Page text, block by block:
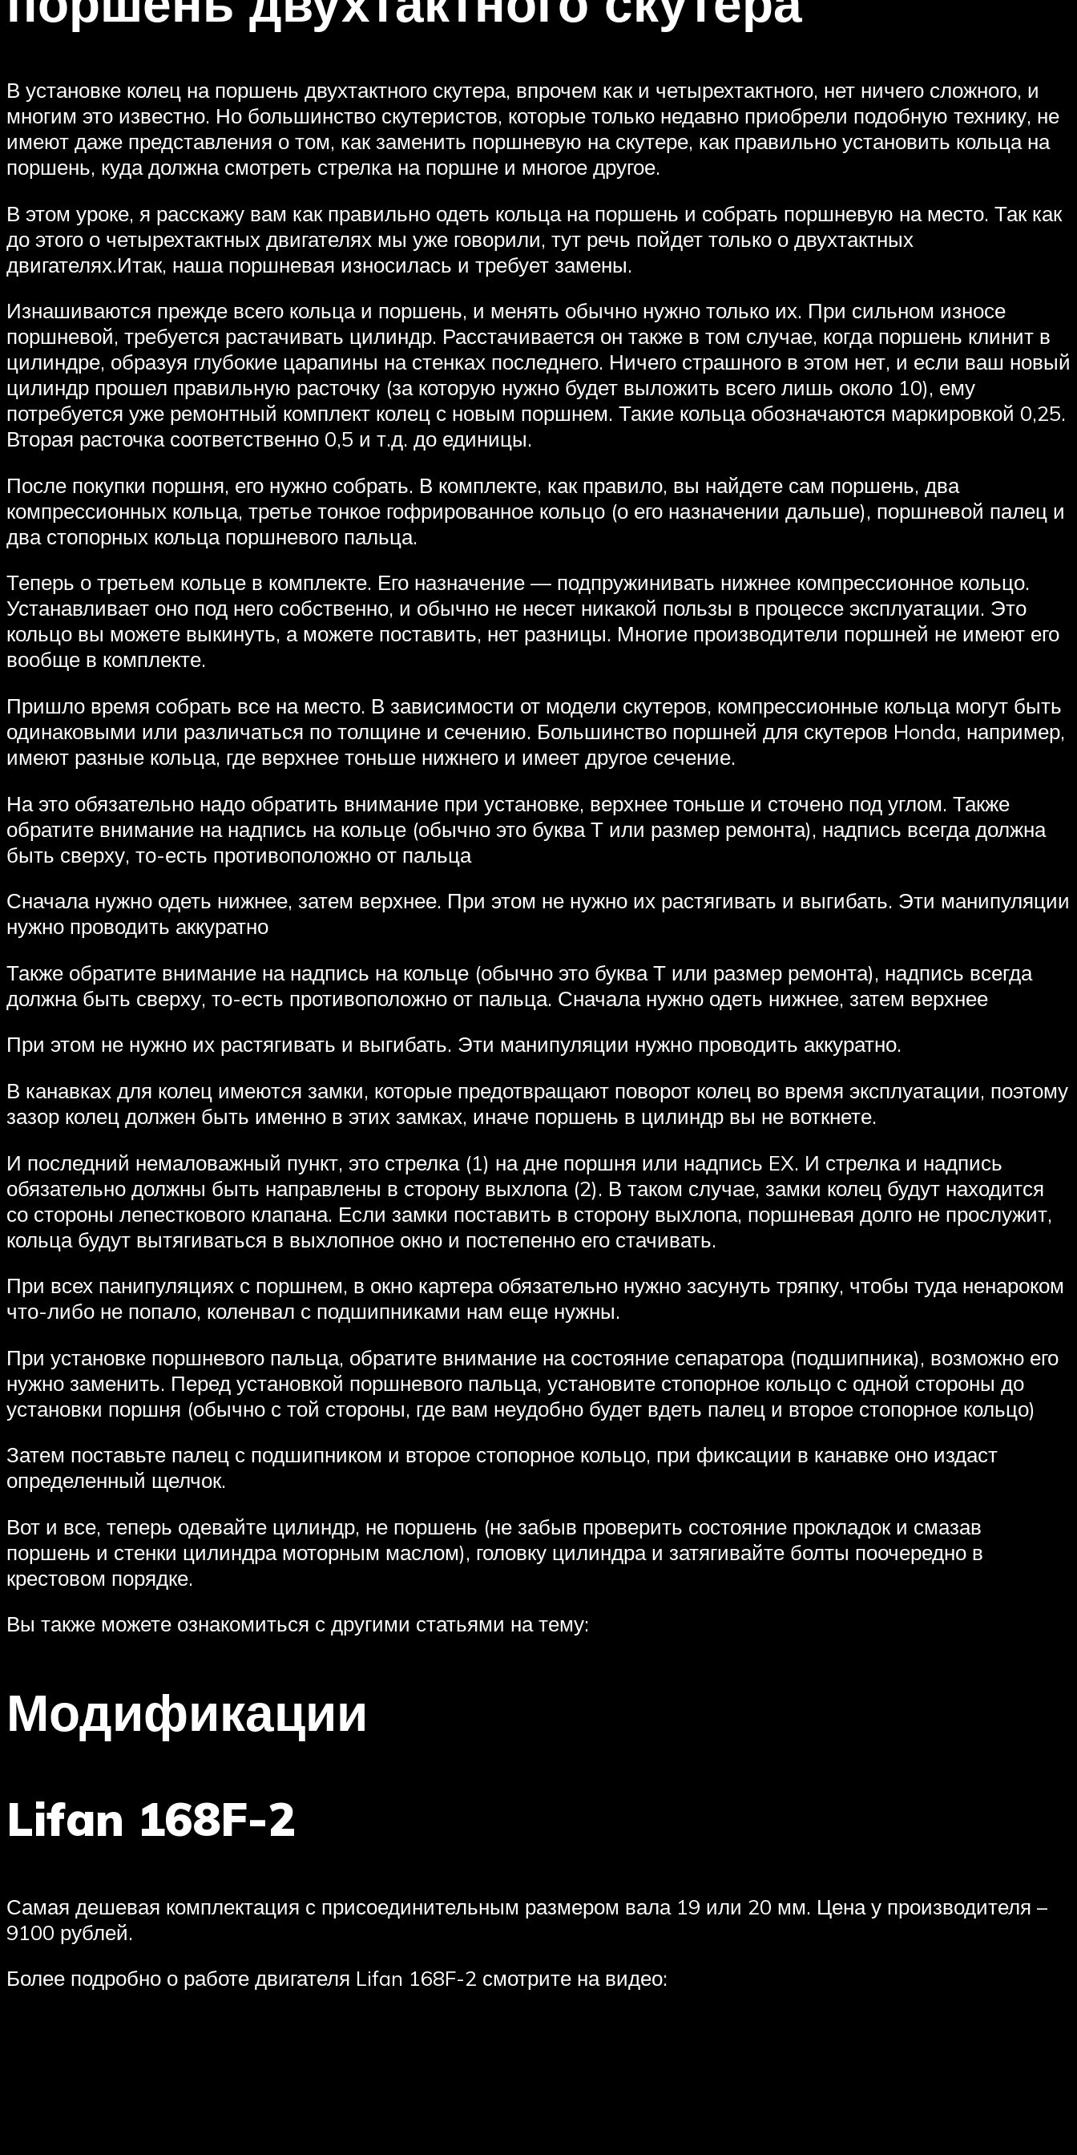
В установке колец на поршень двухтактного скутера, впрочем как и четырехтактного, нет ничего сложного, и
многим это известно. Но большинство скутеристов, которые только недавно приобрели подобную технику, не
имеют даже представления о том, как заменить поршневую на скутере, как правильно установить кольца на
поршень, куда должна смотреть стрелка на поршне и многое другое.
В этом уроке, я расскажу вам как правильно одеть кольца на поршень и собрать поршневую на место. Так как
до этого о четырехтактных двигателях мы уже говорили, тут речь пойдет только о двухтактных
двигателях.Итак, наша поршневая износилась и требует замены.
Изнашиваются прежде всего кольца и поршень, и менять обычно нужно только их. При сильном износе
поршневой, требуется растачивать цилиндр. Расстачивается он также в том случае, когда поршень клинит в
цилиндре, образуя глубокие царапины на стенках последнего. Ничего страшного в этом нет, и если ваш новый
цилиндр прошел правильную расточку (за которую нужно будет выложить всего лишь около 10), ему
потребуется уже ремонтный комплект колец с новым поршнем. Такие кольца обозначаются маркировкой 0,25.
Вторая расточка соответственно 0,5 и т.д. до единицы.
После покупки поршня, его нужно собрать. В комплекте, как правило, вы найдете сам поршень, два
компрессионных кольца, третье тонкое гофрированное кольцо (о его назначении дальше), поршневой палец и
два стопорных кольца поршневого пальца.
Теперь о третьем кольце в комплекте. Его назначение — подпружинивать нижнее компрессионное кольцо.
Устанавливает оно под него собственно, и обычно не несет никакой пользы в процессе эксплуатации. Это
кольцо вы можете выкинуть, а можете поставить, нет разницы. Многие производители поршней не имеют его
вообще в комплекте.
Пришло время собрать все на место. В зависимости от модели скутеров, компрессионные кольца могут быть
одинаковыми или различаться по толщине и сечению. Большинство поршней для скутеров Honda, например,
имеют разные кольца, где верхнее тоньше нижнего и имеет другое сечение.
На это обязательно надо обратить внимание при установке, верхнее тоньше и сточено под углом. Также
обратите внимание на надпись на кольце (обычно это буква Т или размер ремонта), надпись всегда должна
быть сверху, то-есть противоположно от пальца
Сначала нужно одеть нижнее, затем верхнее. При этом не нужно их растягивать и выгибать. Эти манипуляции
нужно проводить аккуратно
Также обратите внимание на надпись на кольце (обычно это буква Т или размер ремонта), надпись всегда
должна быть сверху, то-есть противоположно от пальца. Сначала нужно одеть нижнее, затем верхнее
При этом не нужно их растягивать и выгибать. Эти манипуляции нужно проводить аккуратно.
В канавках для колец имеются замки, которые предотвращают поворот колец во время эксплуатации, поэтому
зазор колец должен быть именно в этих замках, иначе поршень в цилиндр вы не воткнете.
И последний немаловажный пункт, это стрелка (1) на дне поршня или надпись EX. И стрелка и надпись
обязательно должны быть направлены в сторону выхлопа (2). В таком случае, замки колец будут находится
со стороны лепесткового клапана. Если замки поставить в сторону выхлопа, поршневая долго не прослужит,
кольца будут вытягиваться в выхлопное окно и постепенно его стачивать.
При всех панипуляциях с поршнем, в окно картера обязательно нужно засунуть тряпку, чтобы туда ненароком
что-либо не попало, коленвал с подшипниками нам еще нужны.
При установке поршневого пальца, обратите внимание на состояние сепаратора (подшипника), возможно его
нужно заменить. Перед установкой поршневого пальца, установите стопорное кольцо с одной стороны до
установки поршня (обычно с той стороны, где вам неудобно будет вдеть палец и второе стопорное кольцо)
Затем поставьте палец с подшипником и второе стопорное кольцо, при фиксации в канавке оно издаст
определенный щелчок.
Вот и все, теперь одевайте цилиндр, не поршень (не забыв проверить состояние прокладок и смазав
поршень и стенки цилиндра моторным маслом), головку цилиндра и затягивайте болты поочередно в
крестовом порядке.
Вы также можете ознакомиться с другими статьями на тему:
Модификации
Lifan 168F-2
Самая дешевая комплектация с присоединительным размером вала 19 или 20 мм. Цена у производителя –
9100 рублей.
Более подробно о работе двигателя Lifan 168F-2 смотрите на видео: